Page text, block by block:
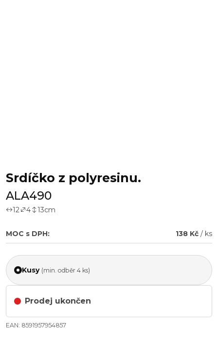
Srdíčko z polyresinu.
ALA490
12 4 13cm
MOC s DPH: 138 Kč / ks
Kusy (min. odběr 4 ks)
Prodej ukončen
EAN: 8591957954857